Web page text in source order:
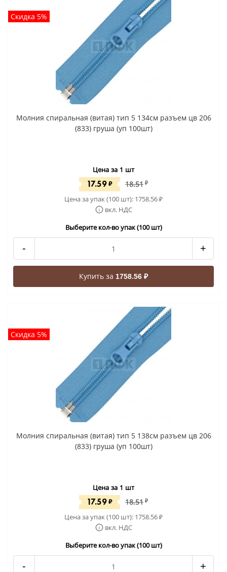
Скидка 5%
Молния спиральная (витая) тип 5 134см разъем цв 206
(833) груша (уп 100шт)
Цена за 1 шт
17.59₽ 18.51 ₽
Цена за упак (100 шт): 1758.56₽
вкл. НДС
Выберите кол-во упак (100 шт)
- +
Купить за 1758.56 ₽
Скидка 5%
Молния спиральная (витая) тип 5 138см разъем цв 206
(833) груша (уп 100шт)
Цена за 1 шт
17.59₽ 18.51 ₽
Цена за упак (100 шт): 1758.56₽
вкл. НДС
Выберите кол-во упак (100 шт)
- +